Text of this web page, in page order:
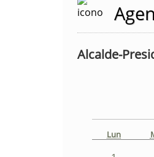
Alcalde-
Lun